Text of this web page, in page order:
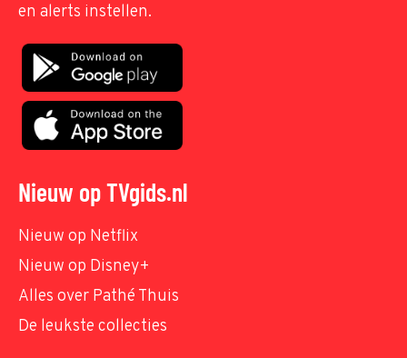
en alerts instellen.
Nieuw op TVgids.nl
Nieuw op Netflix
Nieuw op Disney+
Alles over Pathé Thuis
De leukste collecties